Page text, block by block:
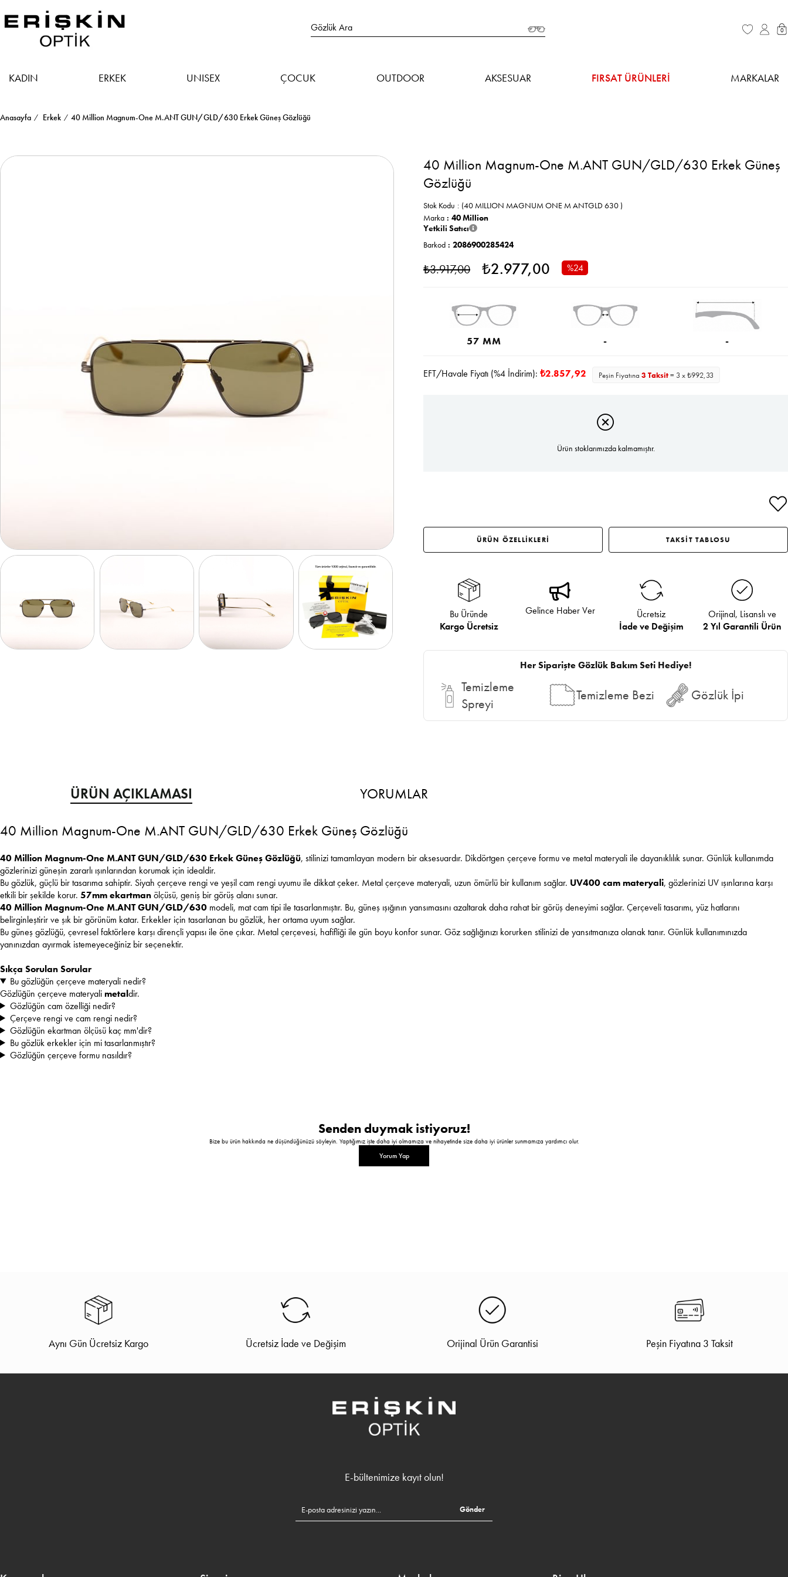
0
KADIN ERKEK UNISEX ÇOCUK OUTDOOR AKSESUAR FIRSAT ÜRÜNLERİ MARKALAR
Anasayfa Erkek 40 Million Magnum-One M.ANT GUN/GLD/630 Erkek Güneş Gözlüğü
40 Million Magnum-One M.ANT GUN/GLD/630 Erkek Güneş
Gözlüğü
(40 MILLION MAGNUM ONE M ANTGLD 630 )
Stok Kodu
Marka : 40 Million
Yetkili Satıcı
Barkod : 2086900285424
₺3.917,00 ₺2.977,00 %24
57 MM - -
EFT/Havale Fiyatı (%4 İndirim): ₺2.857,92 Peşin Fiyatına 3 Taksit= 3 x ₺992,33
Ürün stoklarımızda kalmamıştır.
ÜRÜN ÖZELLİKLERİ TAKSİT TABLOSU
Bu Üründe
Kargo Ücretsiz
Gelince Haber Ver
Ücretsiz
İade ve Değişim
Orijinal, Lisanslı ve
2 Yıl Garantili Ürün
Her Siparişte Gözlük Bakım Seti Hediye!
Temizleme
Spreyi
Temizleme Bezi Gözlük İpi
ÜRÜN AÇIKLAMASI YORUMLAR
40 Million Magnum-One M.ANT GUN/GLD/630 Erkek Güneş Gözlüğü
40 Million Magnum-One M.ANT GUN/GLD/630 Erkek Güneş Gözlüğü, stilinizi tamamlayan modern bir aksesuardır. Dikdörtgen çerçeve formu ve metal materyali ile dayanıklılık sunar. Günlük kullanımda
gözlerinizi güneşin zararlı ışınlarından korumak için idealdir.
Bu gözlük, güçlü bir tasarıma sahiptir. Siyah çerçeve rengi ve yeşil cam rengi uyumu ile dikkat çeker. Metal çerçeve materyali, uzun ömürlü bir kullanım sağlar. UV400 cam materyali, gözlerinizi UV ışınlarına karşı
etkili bir şekilde korur. 57mm ekartmanölçüsü, geniş bir görüş alanı sunar.
40 Million Magnum-One M.ANT GUN/GLD/630 modeli, mat cam tipi ile tasarlanmıştır. Bu, güneş ışığının yansımasını azaltarak daha rahat bir görüş deneyimi sağlar. Çerçeveli tasarımı, yüz hatlarını
belirginleştirir ve şık bir görünüm katar. Erkekler için tasarlanan bu gözlük, her ortama uyum sağlar.
Bu güneş gözlüğü, çevresel faktörlere karşı dirençli yapısı ile öne çıkar. Metal çerçevesi, hafifliği ile gün boyu konfor sunar. Göz sağlığınızı korurken stilinizi de yansıtmanıza olanak tanır. Günlük kullanımınızda
yanınızdan ayırmak istemeyeceğiniz bir seçenektir.
Sıkça Sorulan Sorular
Bu gözlüğün çerçeve materyali nedir?
Gözlüğün çerçeve materyalimetaldir.
Gözlüğün cam özelliği nedir?
Çerçeve rengi ve cam rengi nedir?
Gözlüğün ekartman ölçüsü kaç mm'dir?
Bu gözlük erkekler için mi tasarlanmıştır?
Gözlüğün çerçeve formu nasıldır?
Senden duymak istiyoruz!
Bize bu ürün hakkında ne düşündüğünüzü söyleyin. Yaptığımız işte daha iyi olmamıza ve nihayetinde size daha iyi ürünler sunmamıza yardımcı olur.
Yorum Yap
Aynı Gün Ücretsiz Kargo Ücretsiz İade ve Değişim Orijinal Ürün Garantisi Peşin Fiyatına 3 Taksit
E-bültenimize kayıt olun!
Gönder